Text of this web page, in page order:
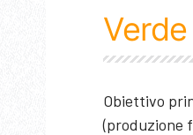
Obiettivo
(produzione